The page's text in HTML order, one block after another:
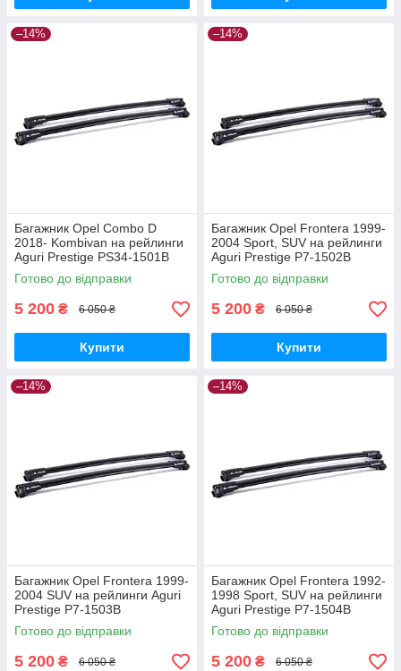
–14%
Багажник Opel Combo D
2018- Kombivan на рейлинги
Aguri Prestige PS34-1501B
Готово до відправки
5 200 ₴ 6 050 ₴
Купити
–14%
Багажник Opel Frontera 1999-
2004 Sport, SUV на рейлинги
Aguri Prestige P7-1502B
Готово до відправки
5 200 ₴ 6 050 ₴
Купити
–14%
Багажник Opel Frontera 1999-
2004 SUV на рейлинги Aguri
Prestige P7-1503B
Готово до відправки
5 200 ₴ 6 050 ₴
–14%
Багажник Opel Frontera 1992-
1998 Sport, SUV на рейлинги
Aguri Prestige P7-1504B
Готово до відправки
5 200 ₴ 6 050 ₴